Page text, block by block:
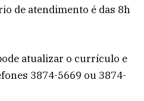
de atendimento é das 8h
atualizar o currículo e
3874-5669 ou 3874-